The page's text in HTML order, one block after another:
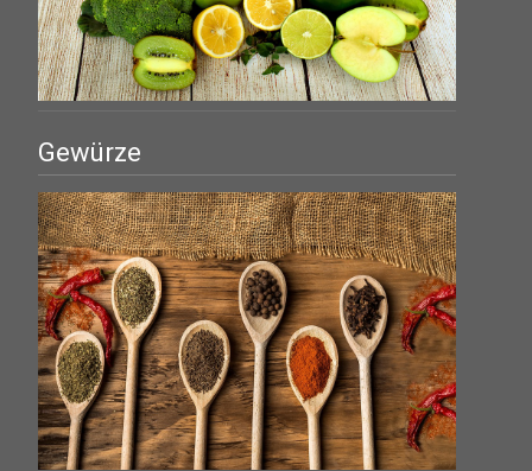
Gewürze